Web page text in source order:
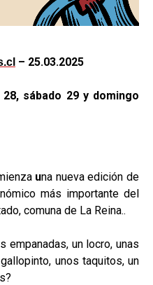
– 25.03.2025
sábado 29 y domingo
una nueva edición de
más importante del
comuna de La Reina..
empanadas, un locro, unas
unos taquitos, un